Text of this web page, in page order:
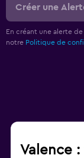
Créer une
En créant une alerte
notre Politique de
Valence